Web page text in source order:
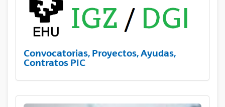
Convocatorias, Proyectos, Ayudas,
Contratos PIC